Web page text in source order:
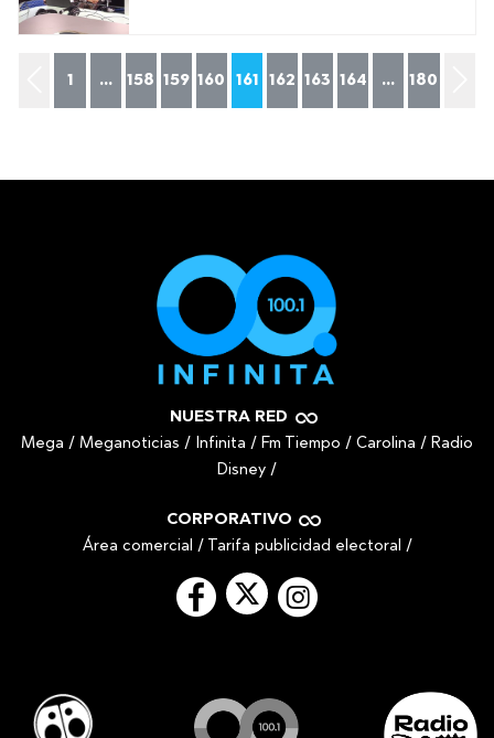
1 ... 158 159 160 161 162 163 164 ... 180
NUESTRA RED
Mega / Meganoticias / Infinita / Fm Tiempo / Carolina / Radio
Disney /
CORPORATIVO
Área comercial / Tarifa publicidad electoral /